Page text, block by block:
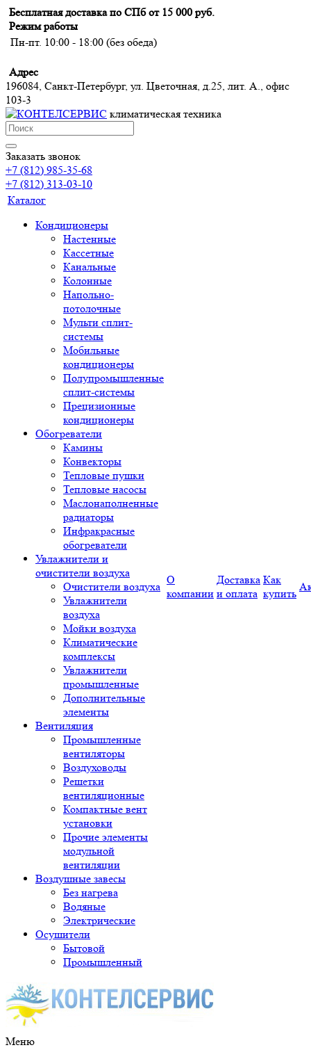
Бесплатная доставка по СПб от 15 000 руб.
Режим работы
Пн-пт. 10:00 - 18:00 (без обеда)
Адрес
196084, Санкт-Петербург, ул. Цветочная, д.25, лит. А., офис
103-3
климатическая техника
Заказать звонок
+7 (812) 985-35-68
+7 (812) 313-03-10
Каталог
Кондиционеры
Настенные
Кассетные
Канальные
Колонные
Напольно-
потолочные
Мульти сплит-
системы
Мобильные
кондиционеры
Полупромышленные
сплит-системы
Прецизионные
кондиционеры
Обогреватели
Камины
Конвекторы
Тепловые пушки
Тепловые насосы
Маслонаполненные
радиаторы
Инфракрасные
обогреватели
Увлажнители и
очистители воздуха
Очистители воздуха
Увлажнители
воздуха
Мойки воздуха
Климатические
комплексы
Увлажнители
промышленные
Дополнительные
элементы
Вентиляция
Промышленные
вентиляторы
Воздуховоды
Решетки
вентиляционные
Компактные вент
установки
Прочие элементы
модульной
вентиляции
Воздушные завесы
Без нагрева
Водяные
Электрические
Осушители
Бытовой
Промышленный
О
компании
Доставка
и оплата
Как
купить
Меню